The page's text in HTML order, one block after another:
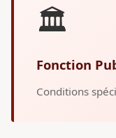
🏛️
Fonction
Conditions